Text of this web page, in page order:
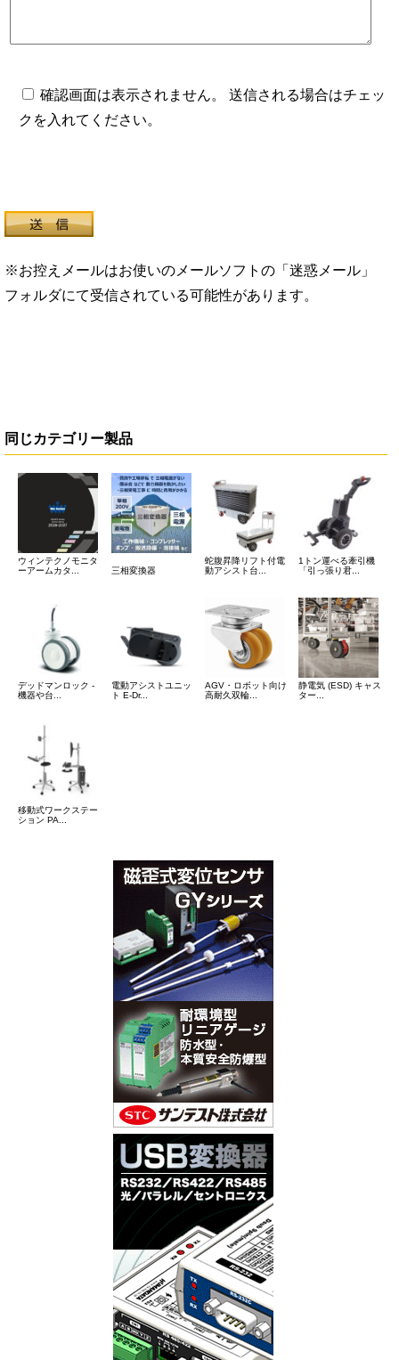
確認画面は表示されません。 送信される場合はチェッ
クを入れてください。
※お控えメールはお使いのメールソフトの「迷惑メール」
フォルダにて受信されている可能性があります。
同じカテゴリー製品
ウィンテクノモニタ
ーアームカタ...
三相変換器
蛇腹昇降リフト付電
動アシスト台...
1トン運べる牽引機
「引っ張り君...
デッドマンロック -
機器や台...
電動アシストユニッ
ト E-Dr...
AGV・ロボット向け
高耐久双輪...
静電気 (ESD) キャス
ター...
移動式ワークステー
ション PA...